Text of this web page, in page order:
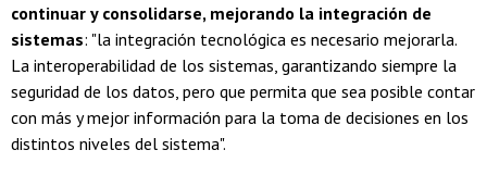
continuar y consolidarse, mejorando la integración de
sistemas: "la integración tecnológica es necesario mejorarla.
La interoperabilidad de los sistemas, garantizando siempre la
seguridad de los datos, pero que permita que sea posible contar
con más y mejor información para la toma de decisiones en los
distintos niveles del sistema".